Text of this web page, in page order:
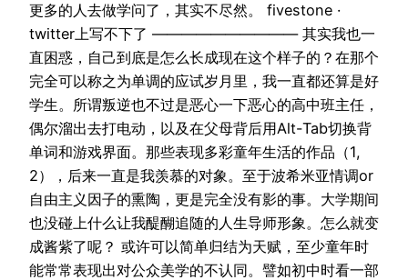
更多的人去做学问了，其实不尽然。 fivestone ·
twitter上写不下了 —————————— 其实我也一
直困惑，自己到底是怎么长成现在这个样子的？在那个
完全可以称之为单调的应试岁月里，我一直都还算是好
学生。所谓叛逆也不过是恶心一下恶心的高中班主任，
偶尔溜出去打电动，以及在父母背后用Alt-Tab切换背
单词和游戏界面。那些表现多彩童年生活的作品（1,
2），后来一直是我羡慕的对象。至于波希米亚情调or
自由主义因子的熏陶，更是完全没有影的事。大学期间
也没碰上什么让我醍醐追随的人生导师形象。怎么就变
成酱紫了呢？ 或许可以简单归结为天赋，至少童年时
能常常表现出对公众美学的不认同。譬如初中时看一部